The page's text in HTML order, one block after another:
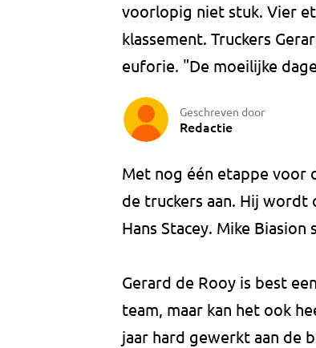
voorlopig niet stuk. Vier
klassement. Truckers
euforie. "De moeilijke
Geschreven door
Redactie
Met nog één etappe voor
de truckers aan. Hij
Hans Stacey. Mike
Gerard de Rooy is best
team, maar kan het ook
jaar hard gewerkt aan de